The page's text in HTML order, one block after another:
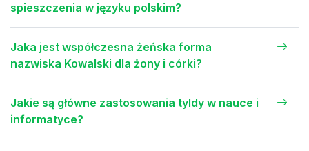
spieszczenia w języku polskim?
Jaka jest współczesna żeńska forma
nazwiska Kowalski dla żony i córki?
Jakie są główne zastosowania tyldy w nauce i
informatyce?